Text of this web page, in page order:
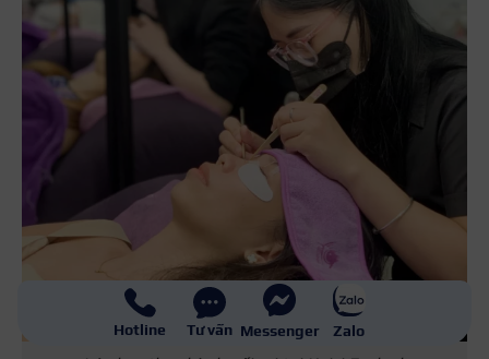
Hotline Tư vấn Messenger Zalo